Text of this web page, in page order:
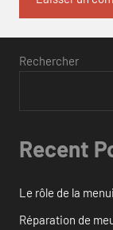
Rechercher
Recent
Le rôle de la
Réparation de